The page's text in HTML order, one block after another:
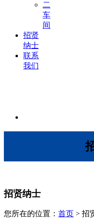
二
车
间
招贤
纳士
联系
我们
招贤纳士
您所在的位置： 首页 > 招